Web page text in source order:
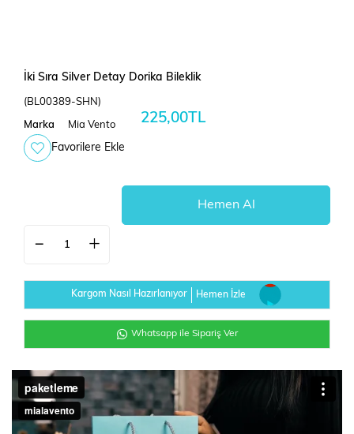
İki Sıra Silver Detay Dorika Bileklik
(BL00389-SHN)
Marka Mia Vento 225,00TL
Favorilere Ekle
Kargom Nasıl Hazırlanıyor Hemen İzle
Whatsapp ile Sipariş Ver